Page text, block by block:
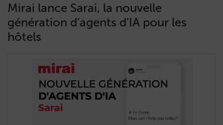
Mirai lance Sarai, la nouvelle
génération d’agents d’IA pour les
hôtels